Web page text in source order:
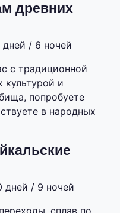
древних
дней / 6 ночей
с традиционной
культурой и
попробуете
в народных
дней / 9 ночей